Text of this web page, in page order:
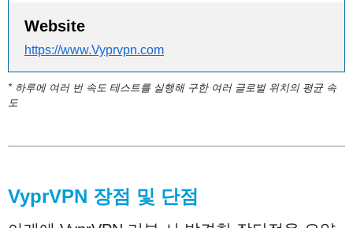
Website
https://www.Vyprvpn.com
* 하루에 여러 번 속도 테스트를 실행해 구한 여러 글로벌 위치의 평균 속
도
VyprVPN 장점 및 단점